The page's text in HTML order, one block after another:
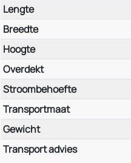
Lengte
Breedte
Hoogte
Overdekt
Stroombehoefte
Transportmaat
Gewicht
Transport advies